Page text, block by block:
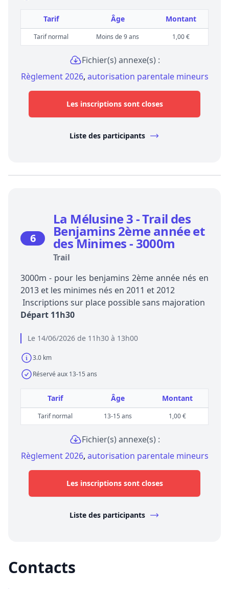
Tarif Âge Montant
Tarif normal Moins de 9 ans 1,00 €
Fichier(s) annexe(s) :
Règlement 2026, autorisation parentale mineurs
Les inscriptions sont closes
Liste des participants
Le 14/06/2026 de 11h30 à 13h00
3.0 km
Réservé aux 13-15 ans
6
La Mélusine 3 - Trail des
Benjamins 2ème année et
des Minimes - 3000m
Trail
3000m - pour les benjamins 2ème année nés en
2013 et les minimes nés en 2011 et 2012
Inscriptions sur place possible sans majoration
Départ 11h30
Tarif Âge Montant
Tarif normal 13-15 ans 1,00 €
Fichier(s) annexe(s) :
Règlement 2026, autorisation parentale mineurs
Les inscriptions sont closes
Liste des participants
Contacts